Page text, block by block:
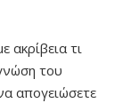
ακρίβεια τι
του
απογειώσετε